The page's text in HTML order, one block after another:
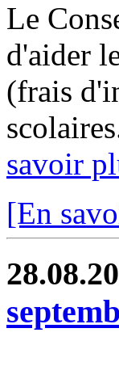
Le
d'aider
(frais
savoir
[En